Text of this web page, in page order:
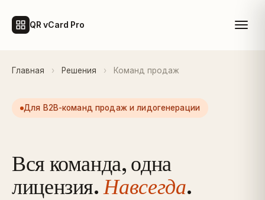
QR vCard Pro
Главная › Решения › Команд продаж
Для B2B-команд продаж и лидогенерации
Вся команда, одна
лицензия.Навсегда.